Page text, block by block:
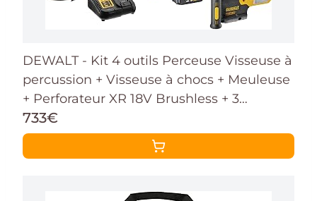
DEWALT - Kit 4 outils Perceuse Visseuse à
percussion + Visseuse à chocs + Meuleuse
+ Perforateur XR 18V Brushless + 3
batteries 5Ah + 1 chargeur + 2 coffrets
TSTAK, DCK422P3T-QW
733€